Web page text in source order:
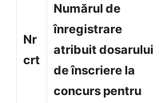
Nr
crt
Numărul de
înregistrare
atribuit dosarului
de înscriere la
concurs pentru